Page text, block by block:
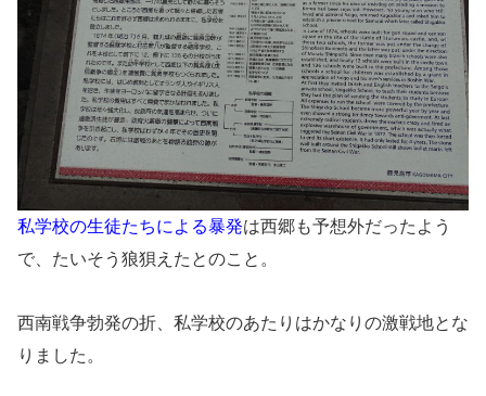
私学校の生徒たちによる暴発は西郷も予想外だったよう
で、たいそう狼狽えたとのこと。
西南戦争勃発の折、私学校のあたりはかなりの激戦地とな
りました。